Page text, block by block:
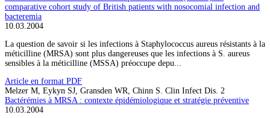
comparative cohort study of British patients with nosocomial infection and
bacteremia
10.03.2004
La question de savoir si les infections à Staphylococcus aureus résistants à la
méticilline (MRSA) sont plus dangereuses que les infections à S. aureus
sensibles à la méticilline (MSSA) préoccupe depu...
Article en format PDF
Melzer M, Eykyn SJ, Gransden WR, Chinn S. Clin Infect Dis. 2
Bactérémies à MRSA : contexte épidémiologique et stratégie préventive
10.03.2004